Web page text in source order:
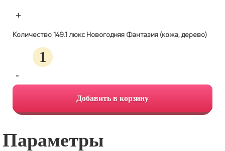
+
Количество 149.1 люкс Новогодняя Фантазия (кожа, дерево)
-
Добавить в корзину
Параметры